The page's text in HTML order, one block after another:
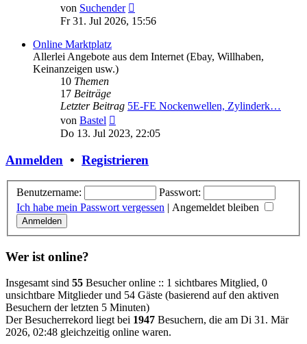
von Suchender
Beitrag
Fr 31. Jul 2026, 15:56
Online Marktplatz
Allerlei Angebote aus dem Internet (Ebay, Willhaben,
Keinanzeigen usw.)
10 Themen
17 Beiträge
Letzter Beitrag 5E-FE Nockenwellen, Zylinderk…
von Bastel
Beitrag
Do 13. Jul 2023, 22:05
Anmelden • Registrieren
Benutzername:
Passwort:
Ich habe mein Passwort vergessen | Angemeldet bleiben
Wer ist online?
Insgesamt sind 55 Besucher online :: 1 sichtbares Mitglied, 0
unsichtbare Mitglieder und 54 Gäste (basierend auf den aktiven
Besuchern der letzten 5 Minuten)
Der Besucherrekord liegt bei 1947 Besuchern, die am Di 31. Mär
2026, 02:48 gleichzeitig online waren.